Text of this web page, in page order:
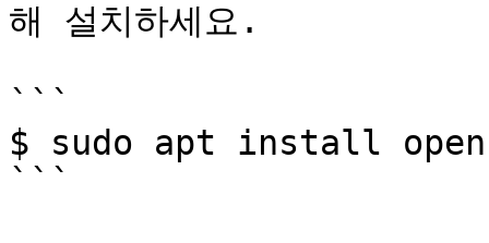
해 설치하세요.
```
$ sudo apt install
```